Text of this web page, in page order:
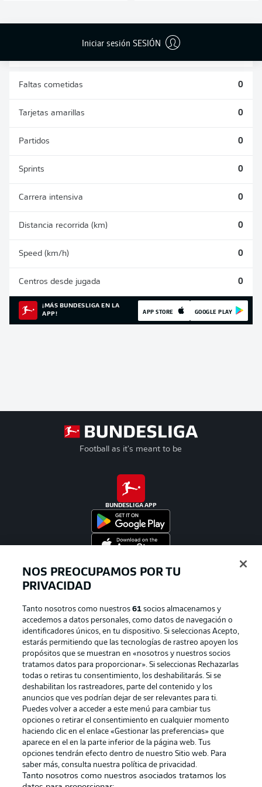
Iniciar sesión SESIÓN
DIVIDIDOS
0
AÉREOS
0
Faltas cometidas 0
Tarjetas amarillas 0
Partidos 0
Sprints 0
Carrera intensiva 0
Distancia recorrida (km) 0
Speed (km/h) 0
Centros desde jugada 0
¡MÁS BUNDESLIGA EN LA
APP!
APP STORE GOOGLE PLAY
Football as it's meant to be
BUNDESLIGA APP
Official Partners
Publicidad Aviso legal
Declaracion de privacidad
Canales Trabajos
Jugadores Condiciones de uso
NOS PREOCUPAMOS POR TU
PRIVACIDAD
Tanto nosotros como nuestros61 socios almacenamos y
accedemos a datos personales, como datos de navegación o
identificadores únicos, en tu dispositivo. Si seleccionas Acepto,
estarás permitiendo que las tecnologías de rastreo apoyen los
propósitos que se muestran en «nosotros y nuestros socios
tratamos datos para proporcionar». Si seleccionas Rechazarlas
todas o retiras tu consentimiento, los deshabilitarás. Si se
deshabilitan los rastreadores, parte del contenido y los
anuncios que ves podrían dejar de ser relevantes para ti.
Puedes volver a acceder a este menú para cambiar tus
opciones o retirar el consentimiento en cualquier momento
haciendo clic en el enlace «Gestionar las preferencias» que
aparece en el en la parte inferior de la página web. Tus
opciones tendrán efecto dentro de nuestro Sitio web. Para
saber más, consulta nuestra política de privacidad.
Tanto nosotros como nuestros asociados tratamos los